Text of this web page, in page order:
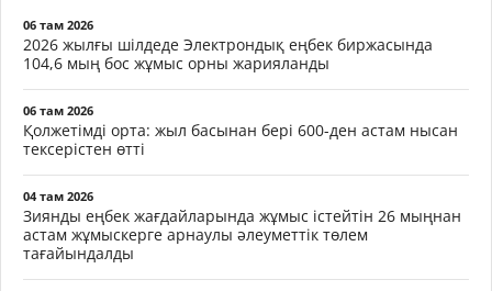
06 там 2026
2026 жылғы шілдеде Электрондық еңбек биржасында
104,6 мың бос жұмыс орны жарияланды
06 там 2026
Қолжетімді орта: жыл басынан бері 600-ден астам нысан
тексерістен өтті
04 там 2026
Зиянды еңбек жағдайларында жұмыс істейтін 26 мыңнан
астам жұмыскерге арнаулы әлеуметтік төлем
тағайындалды